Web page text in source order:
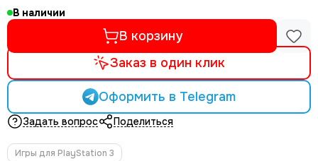
В наличии
В корзину
Заказ в один клик
Оформить в Telegram
Задать вопрос Поделиться
Игры для PlayStation 3